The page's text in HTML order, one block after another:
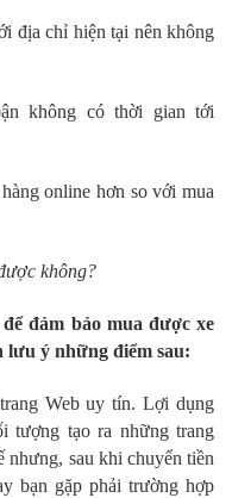
địa chỉ hiện tại nên không
có thời gian tới
online hơn so với mua
không?
đảm bảo mua được xe
lưu ý những điểm sau:
Web uy tín. Lợi dụng
tượng tạo ra những trang
nhưng, sau khi chuyển tiền
bạn gặp phải trường hợp